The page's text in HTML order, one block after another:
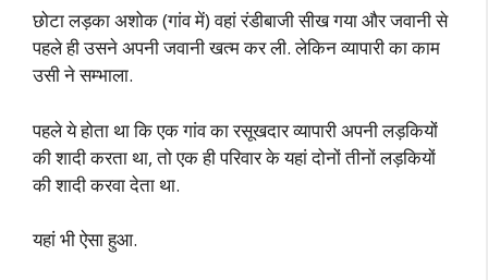
छोटा लड़का अशोक (गांव में) वहां रंडीबाजी सीख गया और जवानी से
पहले ही उसने अपनी जवानी खत्म कर ली. लेकिन व्यापारी का काम
उसी ने सम्भाला.
पहले ये होता था कि एक गांव का रसूखदार व्यापारी अपनी लड़कियों
की शादी करता था, तो एक ही परिवार के यहां दोनों तीनों लड़कियों
की शादी करवा देता था.
यहां भी ऐसा हुआ.